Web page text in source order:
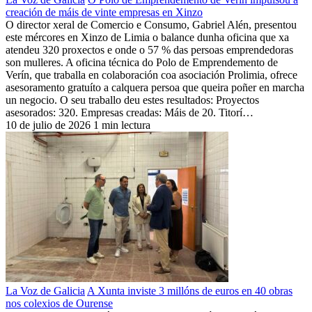
creación de máis de vinte empresas en Xinzo
O director xeral de Comercio e Consumo, Gabriel Alén, presentou
este mércores en Xinzo de Limia o balance dunha oficina que xa
atendeu 320 proxectos e onde o 57 % das persoas emprendedoras
son mulleres. A oficina técnica do Polo de Emprendemento de
Verín, que traballa en colaboración coa asociación Prolimia, ofrece
asesoramento gratuíto a calquera persoa que queira poñer en marcha
un negocio. O seu traballo deu estes resultados: Proyectos
asesorados: 320. Empresas creadas: Máis de 20. Titorí…
10 de julio de 2026 1 min lectura
La Voz de Galicia A Xunta inviste 3 millóns de euros en 40 obras
nos colexios de Ourense